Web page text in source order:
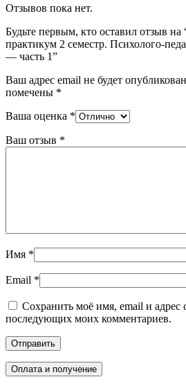
Отзывов пока нет.
Будьте первым, кто оставил отзыв
практикум 2 семестр. Психолого-
— часть 1”
Ваш адрес email не будет
помечены *
Ваша оценка *
Ваш отзыв *
Имя *
Email *
Сохранить моё имя, email и адрес
последующих моих комментариев.
Оплата и получение